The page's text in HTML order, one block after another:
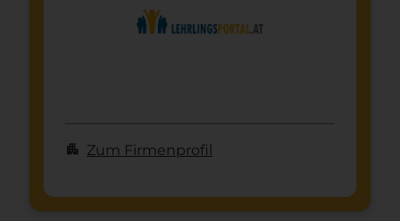
apartment Zum Firmenprofil